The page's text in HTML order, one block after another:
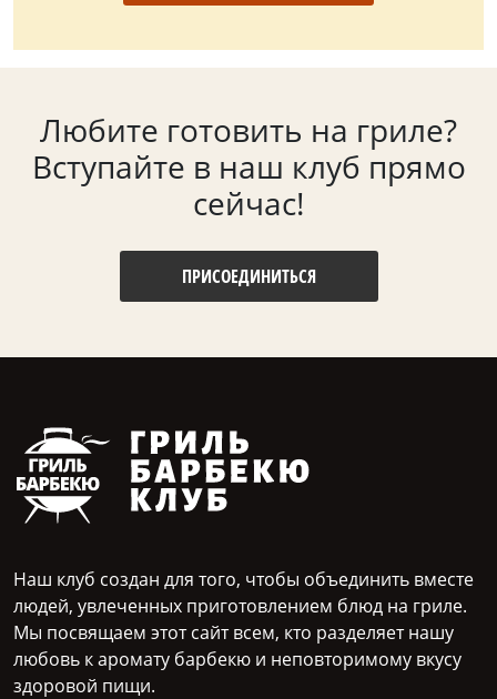
Любите готовить на гриле?
Вступайте в наш клуб прямо
сейчас!
ПРИСОЕДИНИТЬСЯ
Наш клуб создан для того, чтобы объединить вместе
людей, увлеченных приготовлением блюд на гриле.
Мы посвящаем этот сайт всем, кто разделяет нашу
любовь к аромату барбекю и неповторимому вкусу
здоровой пищи.